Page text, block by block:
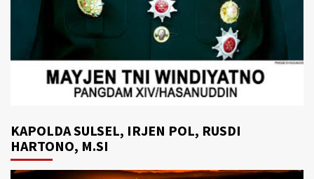
KAPOLDA SULSEL, IRJEN POL, RUSDI
HARTONO, M.SI